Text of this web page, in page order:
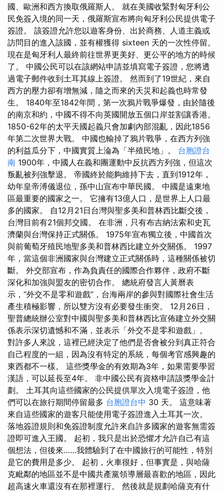
國、歐洲和西方換取俄羅斯人。 就在美國收緊對匈牙利公
民免簽入境的同一天，俄羅斯宣布將向匈牙利公民提供電子
簽證。 該簽證允許您以遊客身份、出於商務、人道主義或
訪問目的進入該國，並有權獲得 sixteen 天的一次性停留。
現在是匈牙利人最終前往世界更美好、更公平的地方的時候
了。 中國公民可以在該網站申請並填寫電子簽證，您將透
過電子郵件收到土耳其線上簽證。 然而到了19世紀，來自
西方的壓力卻有增無減，隨之而來的天災和起義也時常發
生。 1840年至1842年間，第一次鴉片戰爭爆發，由於隨後
的南京和約，中國不得不向英國開放五個口岸並割讓香港。
1850-62年的太平天國起義只會加劇內部混亂，因此1856
年第二次世界大戰。 中國也輸掉了鴉片戰爭，在西方列強
的利益瓜分下，中國實質上淪為「半殖民地」。 台胞證台
南 1900年，中國人在義和團運動中反抗西方列強，但這次
叛亂被列強擊退。 帝國終於能夠維持下去，直到1912年，
幼年皇帝溥儀退位，孫中山宣布中華民國。 中國是遠東地
區最重要的國家之一。 它擁有13億人口，是世界上人口最
多的國家。 自12月21日台灣與聖多美和普林西比斷交後，
台灣目前有21個邦交國。 在非洲，只有布吉納法索和史瓦
濟蘭與台灣保持正式關係。 1975年宣布獨立後，中國首次
與前葡萄牙殖民地聖多美和普林西比建立外交關係。 1997
年，當這個非洲國家與台灣建立正式關係時，這種關係被切
斷。 外交部宣布，作為負責任的國際合作夥伴，政府不斷
深化和加強與盟友的密切合作。 總統府發言人黃曆表
示，“外交不是零和遊戲”，台海兩岸的參與對國際社會生活
產生積極影響，所以雙方沒有必要發生衝突。 12月26日，
聖普總統辦公室對中國與聖多美和普林西比宣佈建立外交關
係表示深切遺憾和不滿，並表示「外交不是零和遊戲」。
對許多人來說，這裡已經決定了他們是否會被分到真正符合
自己程度的一組，因為沒有特定的系統，每個考官感興趣的
東西都不一樣。 這些獎學金的有效期為3年，如果需要學習
漢語，可以延長至4年。 非中國公民有資格申請該獎學金計
劃。 土耳其向這些國家的公民提供單次入境電子簽證，他
們可以在旅行期間停留最多 台胞證台中 30 天。 這意味著
來自這些國家的遊客只能使用電子簽證進入土耳其一次。
落地簽證規則和免簽證制度允許來自許多國家的遊客無需簽
證即可進入王國。 起初，我只是出於恐懼才允許自己有這
個想法，但後來……我體驗到了在中國旅行的可能性，特別
是它的費用是多少。 起初，火車很好，但事實是，與哈薩
克毗鄰的地區並不是中國共產黨領導層最喜歡的地區，因此
超高速火車還沒有在那裡運行。 然後就是規劃哈薩克有什